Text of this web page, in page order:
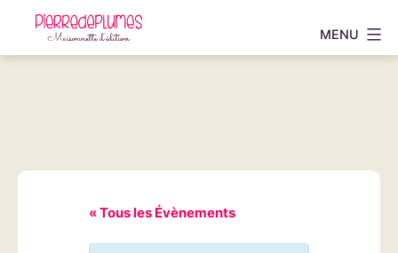
Pierredeplumes
MENU
« Tous les Évènements